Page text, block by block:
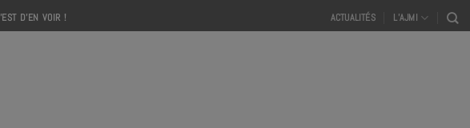
D'EN VOIR ! ACTUALITÉS L’AJMI